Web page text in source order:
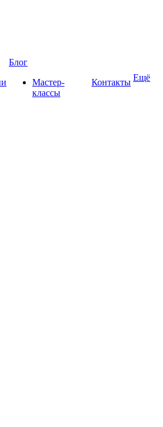
Блог
Мастер-
классы
Контакты Ещё